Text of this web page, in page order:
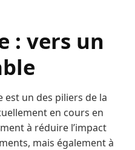
: vers un
un des piliers de la
en cours en
à réduire l’impact
mais également à